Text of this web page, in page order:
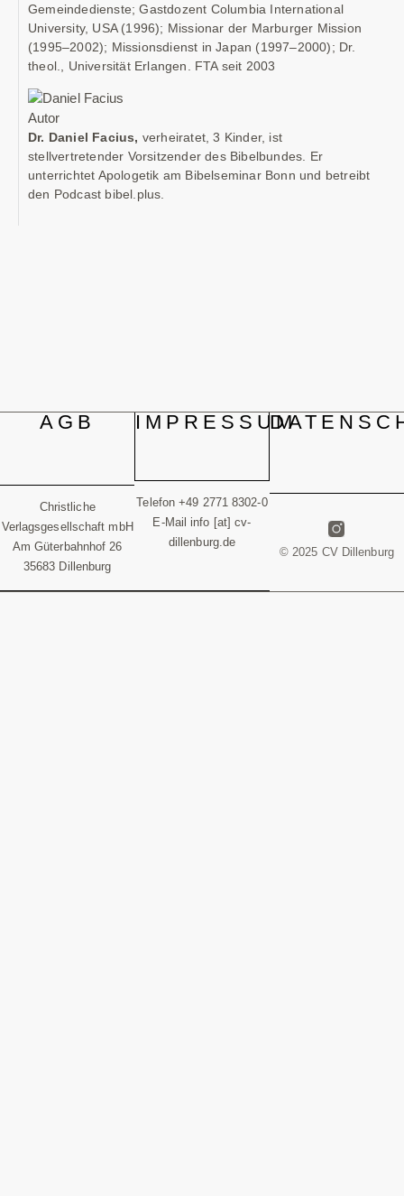
Gemeindedienste; Gastdozent Columbia International
University, USA (1996); Missionar der Marburger Mission
(1995–2002); Missionsdienst in Japan (1997–2000); Dr.
theol., Universität Erlangen. FTA seit 2003
Dr. Daniel Facius, verheiratet, 3 Kinder, ist
stellvertretender Vorsitzender des Bibelbundes. Er
unterrichtet Apologetik am Bibelseminar Bonn und betreibt
den Podcast bibel.plus.
AGB
Christliche
Verlagsgesellschaft mbH
Am Güterbahnhof 26
35683 Dillenburg
IMPRESSUM
Telefon +49 2771 8302-0
E-Mail info [at] cv-
dillenburg.de
© 2025 CV Dillenburg